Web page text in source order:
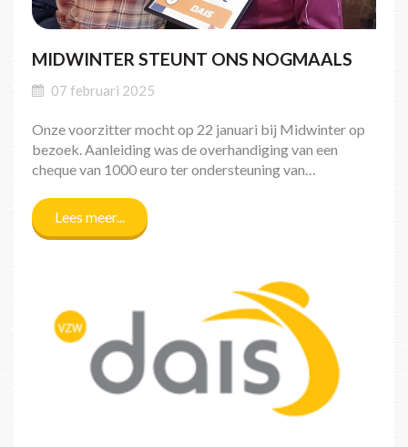
MIDWINTER STEUNT ONS NOGMAALS
07 februari 2025
Onze voorzitter mocht op 22 januari bij Midwinter op
bezoek. Aanleiding was de overhandiging van een
cheque van 1000 euro ter ondersteuning van…
Lees meer...